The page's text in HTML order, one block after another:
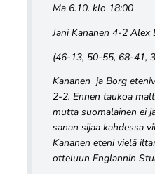
Ma 6.10. klo 18:00
Jani Kananen 4-2 Alex
(46-13, 50-55, 68-41,
Kananen ja Borg
2-2. Ennen taukoa
mutta suomalainen ei
sanan sijaa kahdessa
Kananen eteni vielä
otteluun Englannin